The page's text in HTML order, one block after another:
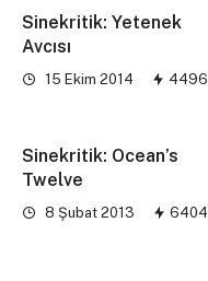
Sinekritik: Yetenek
Avcısı
15 Ekim 2014 4496
Sinekritik: Ocean’s
Twelve
8 Şubat 2013 6404